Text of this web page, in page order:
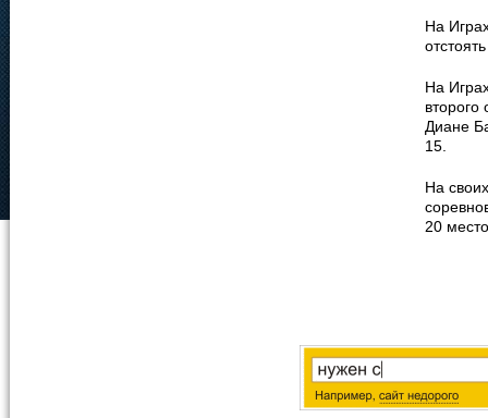
На
На
второго
Диане
15.
На
20